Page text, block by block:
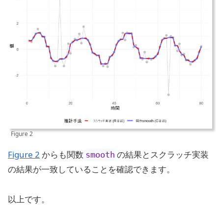
Figure 2
Figure 2 からも関数 smooth の結果とスクラッチ実装
の結果が一致していることを確認できます。
以上です。